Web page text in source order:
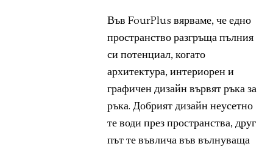
Във FourPlus вярваме, че едно
пространство разгръща пълния
си потенциал, когато
архитектура, интериорен и
графичен дизайн вървят ръка за
ръка. Добрият дизайн неусетно
те води през пространства, друг
път те въвлича във вълнуваща